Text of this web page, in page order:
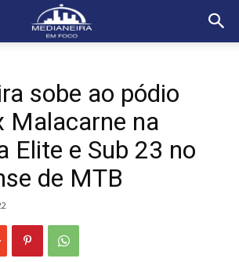
sobe ao pódio
Malacarne na
Elite e Sub 23 no
de MTB